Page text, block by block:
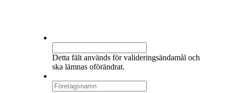
Detta fält används för valideringsändamål och
ska lämnas oförändrat.